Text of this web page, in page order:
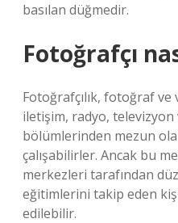
basılan düğmedir.
Fotoğrafçı
Fotoğrafçılık, fotoğraf ve
iletişim, radyo,
bölümlerinden mezun
çalışabilirler. Ancak bu
merkezleri tarafından
eğitimlerini takip eden
edilebilir.